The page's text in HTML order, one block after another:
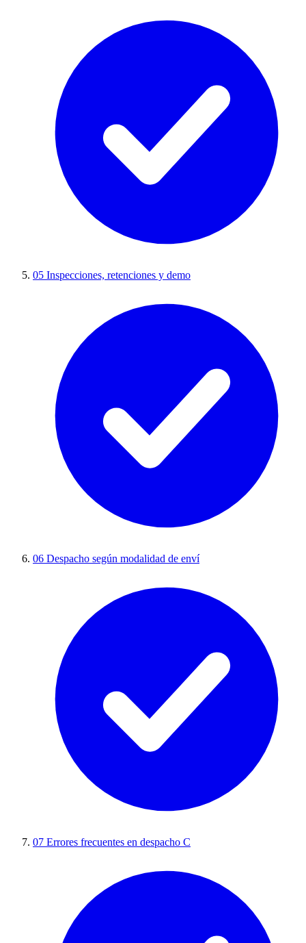
05 Inspecciones, retenciones y demo
06 Despacho según modalidad de enví
07 Errores frecuentes en despacho C